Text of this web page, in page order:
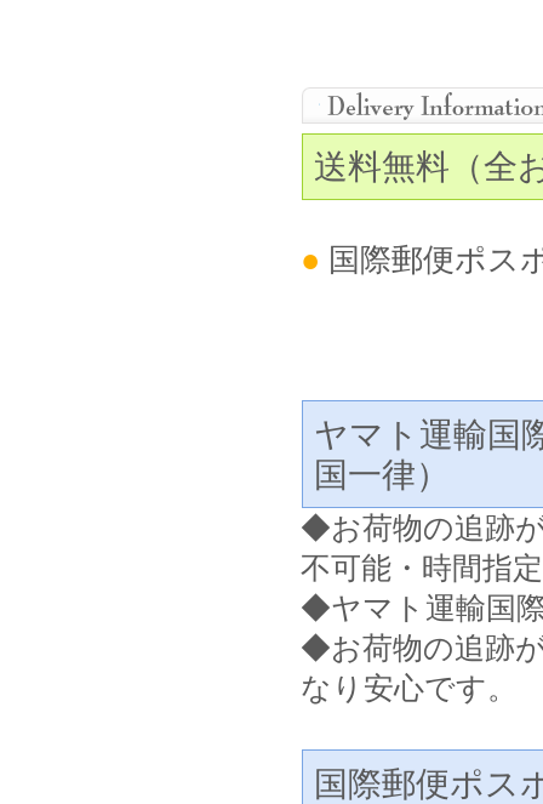
送料無料（全
● 国際郵便ポス
ヤマト運輸国
国一律）
◆お荷物の追跡
不可能・時間指
◆ヤマト運輸国
◆お荷物の追跡
なり安心です。
国際郵便ポス